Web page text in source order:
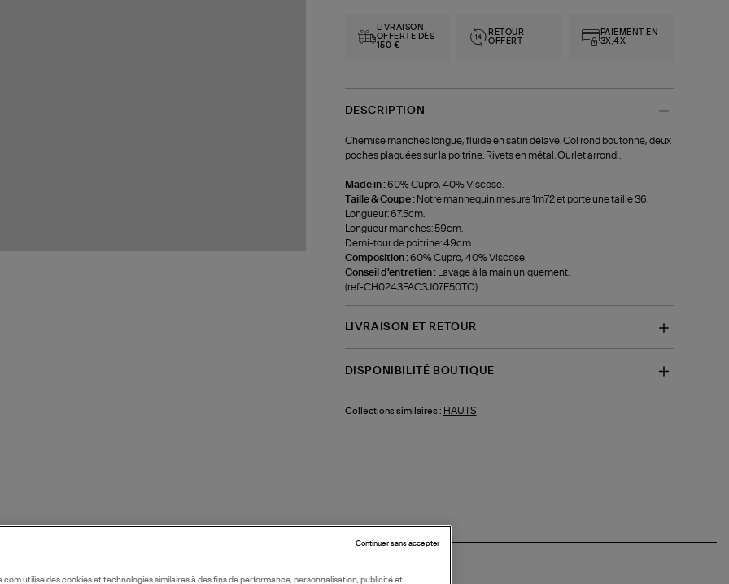
LIVRAISON
OFFERTE DÈS
150 €
RETOUR
OFFERT
PAIEMENT EN
3X,4X
DESCRIPTION
Chemise manches longue, fluide en satin délavé. Col rond boutonné, deux
poches plaquées sur la poitrine. Rivets en métal. Ourlet arrondi.
Made in :60% Cupro, 40% Viscose.
Taille & Coupe : Notre mannequin mesure 1m72 et porte une taille 36.
Longueur: 67.5cm.
Longueur manches: 59cm.
Demi-tour de poitrine: 49cm.
Composition :60% Cupro, 40% Viscose.
Conseil d'entretien :
Lavage à la main uniquement.
(ref-CH0243FAC3J07E50TO)
LIVRAISON ET RETOUR
DISPONIBILITÉ BOUTIQUE
Collections similaires : HAUTS
utilise des cookies et technologies similaires à des fins de performance, personnalisation, publicité et
Continuer sans accepter